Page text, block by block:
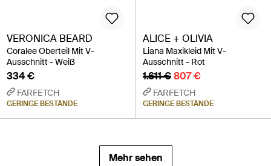
VERONICA BEARD
Coralee Oberteil Mit V-
Ausschnitt - Weiß
334 €
FARFETCH
GERINGE BESTÄNDE
ALICE + OLIVIA
Liana Maxikleid Mit V-
Ausschnitt - Rot
1.611 €807 €
FARFETCH
GERINGE BESTÄNDE
Mehr sehen